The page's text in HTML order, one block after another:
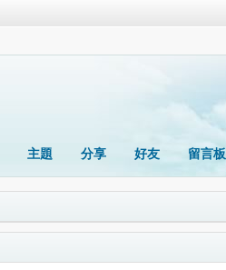
主題 分享 好友 留言板